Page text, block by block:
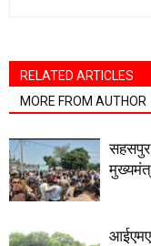
RELATED ARTICLES
MORE FROM AUTHOR